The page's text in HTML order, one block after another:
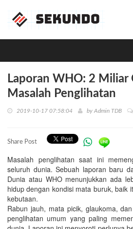
Laporan WHO: 2 Miliar
Masalah Penglihatan
2019-10-17 07:58:04 by Admin TDB
Share Post
Masalah penglihatan saat ini
seluruh dunia. Sebuah laporan baru
Dunia atau WHO menunjukkan ada
hidup dengan kondisi mata buruk, baik
kebutaan.
Rabun jauh, mata picik, glaukoma,
penglihatan umum yang paling